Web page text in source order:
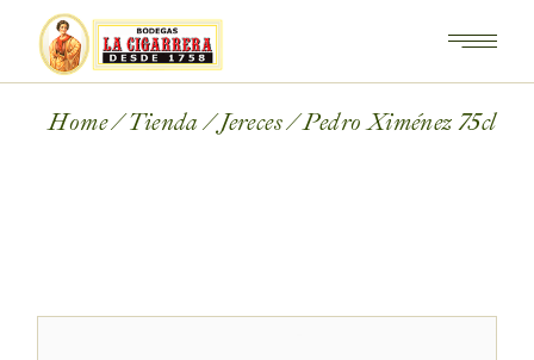
Home Tienda Jereces Pedro Ximénez 75cl